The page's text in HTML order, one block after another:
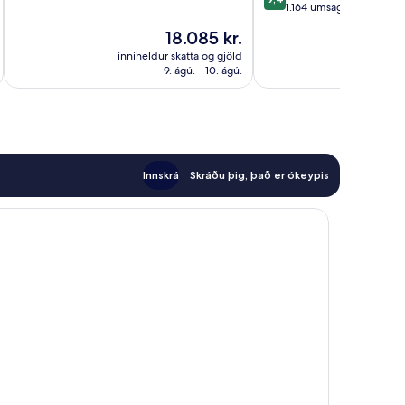
Verðið
er
18.085 kr.
18.085 kr.
inniheldur skatta og gjöld
9. ágú. - 10. ágú.
af
1.164 umsagnir
Innskrá Skráðu þig, það er ókeypis